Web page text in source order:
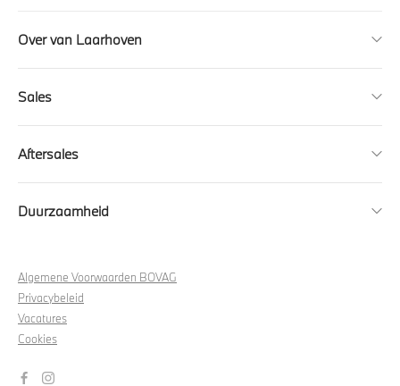
Over van Laarhoven
Sales
Aftersales
Duurzaamheid
Algemene Voorwaarden BOVAG
Privacybeleid
Vacatures
Cookies